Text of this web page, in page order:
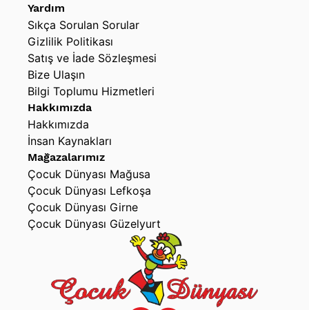
Yardım
Sıkça Sorulan Sorular
Gizlilik Politikası
Satış ve İade Sözleşmesi
Bize Ulaşın
Bilgi Toplumu Hizmetleri
Hakkımızda
Hakkımızda
İnsan Kaynakları
Mağazalarımız
Çocuk Dünyası Mağusa
Çocuk Dünyası Lefkoşa
Çocuk Dünyası Girne
Çocuk Dünyası Güzelyurt